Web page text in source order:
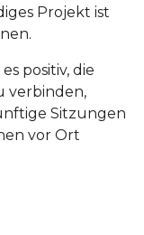
Projekt ist
positiv, die
verbinden,
Sitzungen
vor Ort